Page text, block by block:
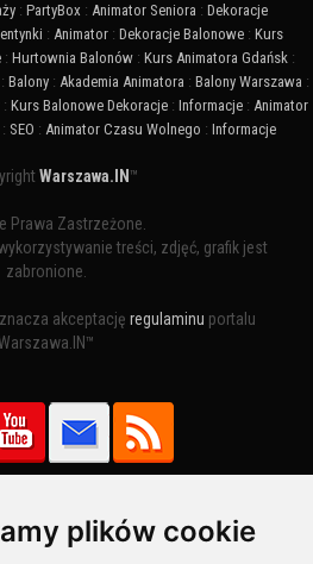
plików cookie
: PartyBox : Animator Seniora : Dekoracje
: Animator : Dekoracje Balonowe : Kurs
: Hurtownia Balonów : Kurs Animatora Gdańsk :
: Balony : Akademia Animatora : Balony Warszawa :
: Kurs Balonowe Dekoracje : Informacje : Animator
: SEO : Animator Czasu Wolnego : Informacje
Warszawa.IN ™
Prawa Zastrzeżone.
treści, zdjęć, grafik jest
zabronione.
akceptację regulaminu portalu
Płatności obsługuje: